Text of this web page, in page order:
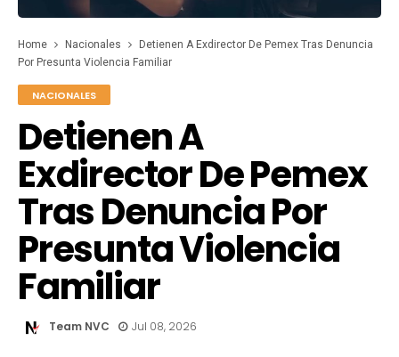
Home Nacionales
Detienen A Exdirector De Pemex Tras Denuncia
Por Presunta Violencia Familiar
NACIONALES
Detienen A
Exdirector De Pemex
Tras Denuncia Por
Presunta Violencia
Familiar
Team NVC Jul 08, 2026